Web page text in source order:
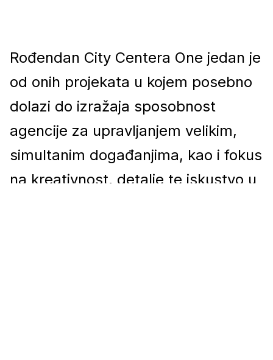
Rođendan City Centera One jedan je
od onih projekata u kojem posebno
dolazi do izražaja sposobnost
agencije za upravljanjem velikim,
simultanim događanjima, kao i fokus
na kreativnost, detalje te iskustvo u